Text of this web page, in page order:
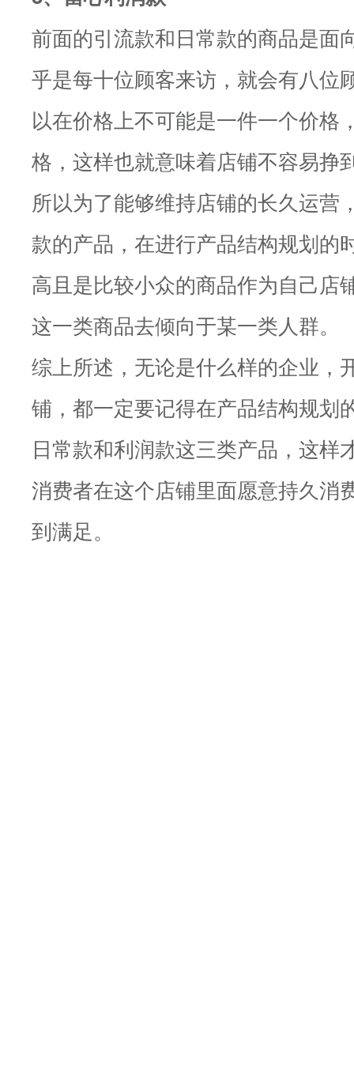
前面的引流款和日常款的商品是面
乎是每十位顾客来访，就会有八位
以在价格上不可能是一件一个价格
格，这样也就意味着店铺不容易挣
所以为了能够维持店铺的长久运营
款的产品，在进行产品结构规划的
高且是比较小众的商品作为自己店
这一类商品去倾向于某一类人群。
综上所述，无论是什么样的企业，
铺，都一定要记得在产品结构规划
日常款和利润款这三类产品，这样
消费者在这个店铺里面愿意持久消
到满足。